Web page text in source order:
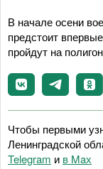
В начале осени
предстоит
пройдут на
Чтобы первыми
Ленинградской
Telegram и в Maх